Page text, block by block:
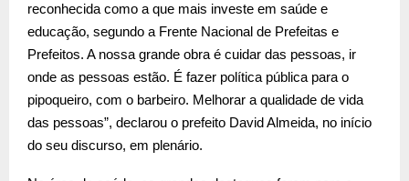
reconhecida como a que mais investe em saúde e
educação, segundo a Frente Nacional de Prefeitas e
Prefeitos. A nossa grande obra é cuidar das pessoas, ir
onde as pessoas estão. É fazer política pública para o
pipoqueiro, com o barbeiro. Melhorar a qualidade de vida
das pessoas”, declarou o prefeito David Almeida, no início
do seu discurso, em plenário.